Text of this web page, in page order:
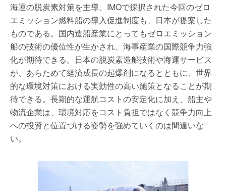
海運の脱炭素対策を主導、IMOで採択された今回のゼロ
エミッション燃料船の導入促進制度も、日本が提案した
ものである。国内造船産業にとってもゼロエミッション
船の技術の優位性が生かされ、海事産業の国際競争力強
化が期待できる。日本の脱炭素造船技術や海運サービス
が、あらためて経済成長の起爆剤になるとともに、世界
的な環境対策における実効性の高い施策となることが期
待できる。長期的な運航コストの安定化に加え、船主や
物流企業は、環境対応をコスト負担ではなく競争力向上
への投資と位置づける姿勢を強めていくのは間違いな
い。